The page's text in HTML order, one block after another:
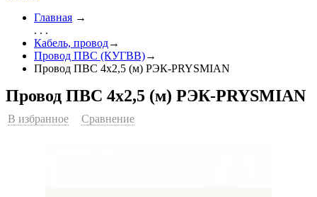
Главная →
. . .
Кабель, провод→
Провод ПВС (КУГВВ)→
Провод ПВС 4х2,5 (м) РЭК-PRYSMIAN
Провод ПВС 4х2,5 (м) РЭК-PRYSMIAN
В избранное Сравнение